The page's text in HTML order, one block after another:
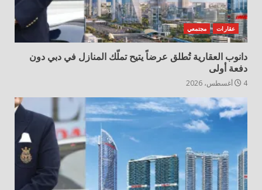
عقارات مجتمعي
دانوب العقارية تُطلق عرضاً يتيح تملّك المنازل في دبي دون
دفعة أولى
4 أغسطس، 2026